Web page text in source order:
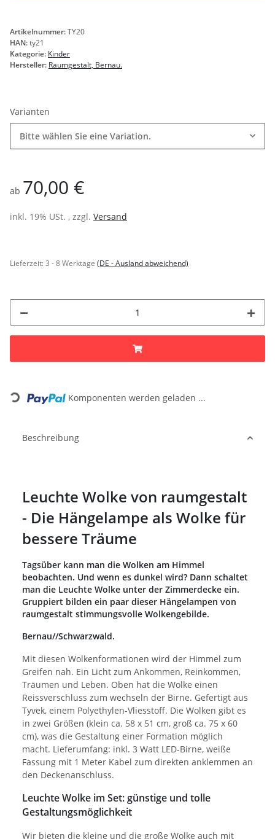
Artikelnummer:TY20
HAN:ty21
Kategorie: Kinder
Hersteller: Raumgestalt, Bernau.
Varianten
Bitte wählen Sie eine Variation.
ab 70,00 €
inkl. 19% USt. , zzgl. Versand
Lieferzeit:3 - 8 Werktage (DE - Ausland abweichend)
Loading... Komponenten werden geladen ...
Beschreibung
Leuchte Wolke von raumgestalt
- Die Hängelampe als Wolke für
bessere Träume
Tagsüber kann man die Wolken am Himmel
beobachten. Und wenn es dunkel wird? Dann schaltet
man die Leuchte Wolke unter der Zimmerdecke ein.
Gruppiert bilden ein paar dieser Hängelampen von
raumgestalt stimmungsvolle Wolkengebilde.
Bernau//Schwarzwald.
Mit diesen Wolkenformationen wird der Himmel zum
Greifen nah. Ein Licht zum Ankommen, Reinkommen,
Träumen und Leben. Oben hat die Wolke einen
Reissverschluss zum wechseln der Birne. Gefertigt aus
Tyvek, einem Polyethylen-Vliesstoff. Die Wolken gibt es
in zwei Größen (klein ca. 58 x 51 cm, groß ca. 75 x 60
cm), was die Gestaltung einer Formation möglich
macht. Lieferumfang: inkl. 3 Watt LED-Birne, weiße
Fassung mit 1 Meter Kabel zum direkten anklemmen an
den Deckenanschluss.
Leuchte Wolke im Set: günstige und tolle
Gestaltungsmöglichkeit
Wir bieten die kleine und die große Wolke auch mit